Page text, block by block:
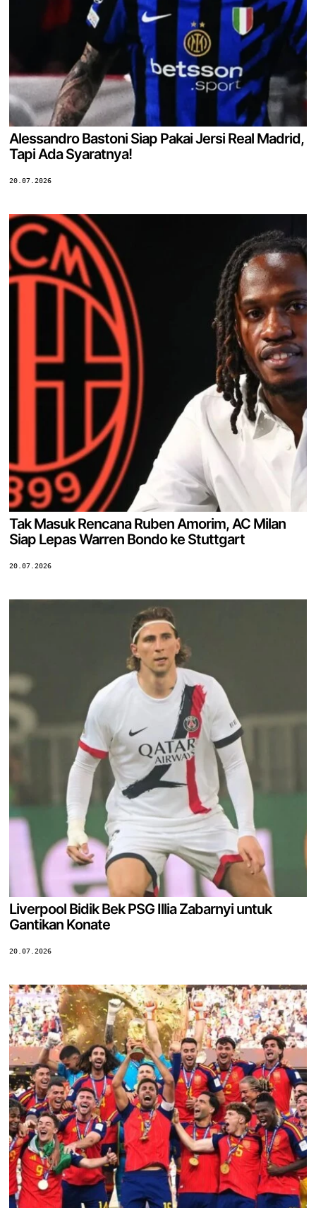
Alessandro Bastoni Siap Pakai Jersi Real Madrid,
Tapi Ada Syaratnya!
20.07.2026
Tak Masuk Rencana Ruben Amorim, AC Milan
Siap Lepas Warren Bondo ke Stuttgart
20.07.2026
Liverpool Bidik Bek PSG Illia Zabarnyi untuk
Gantikan Konate
20.07.2026